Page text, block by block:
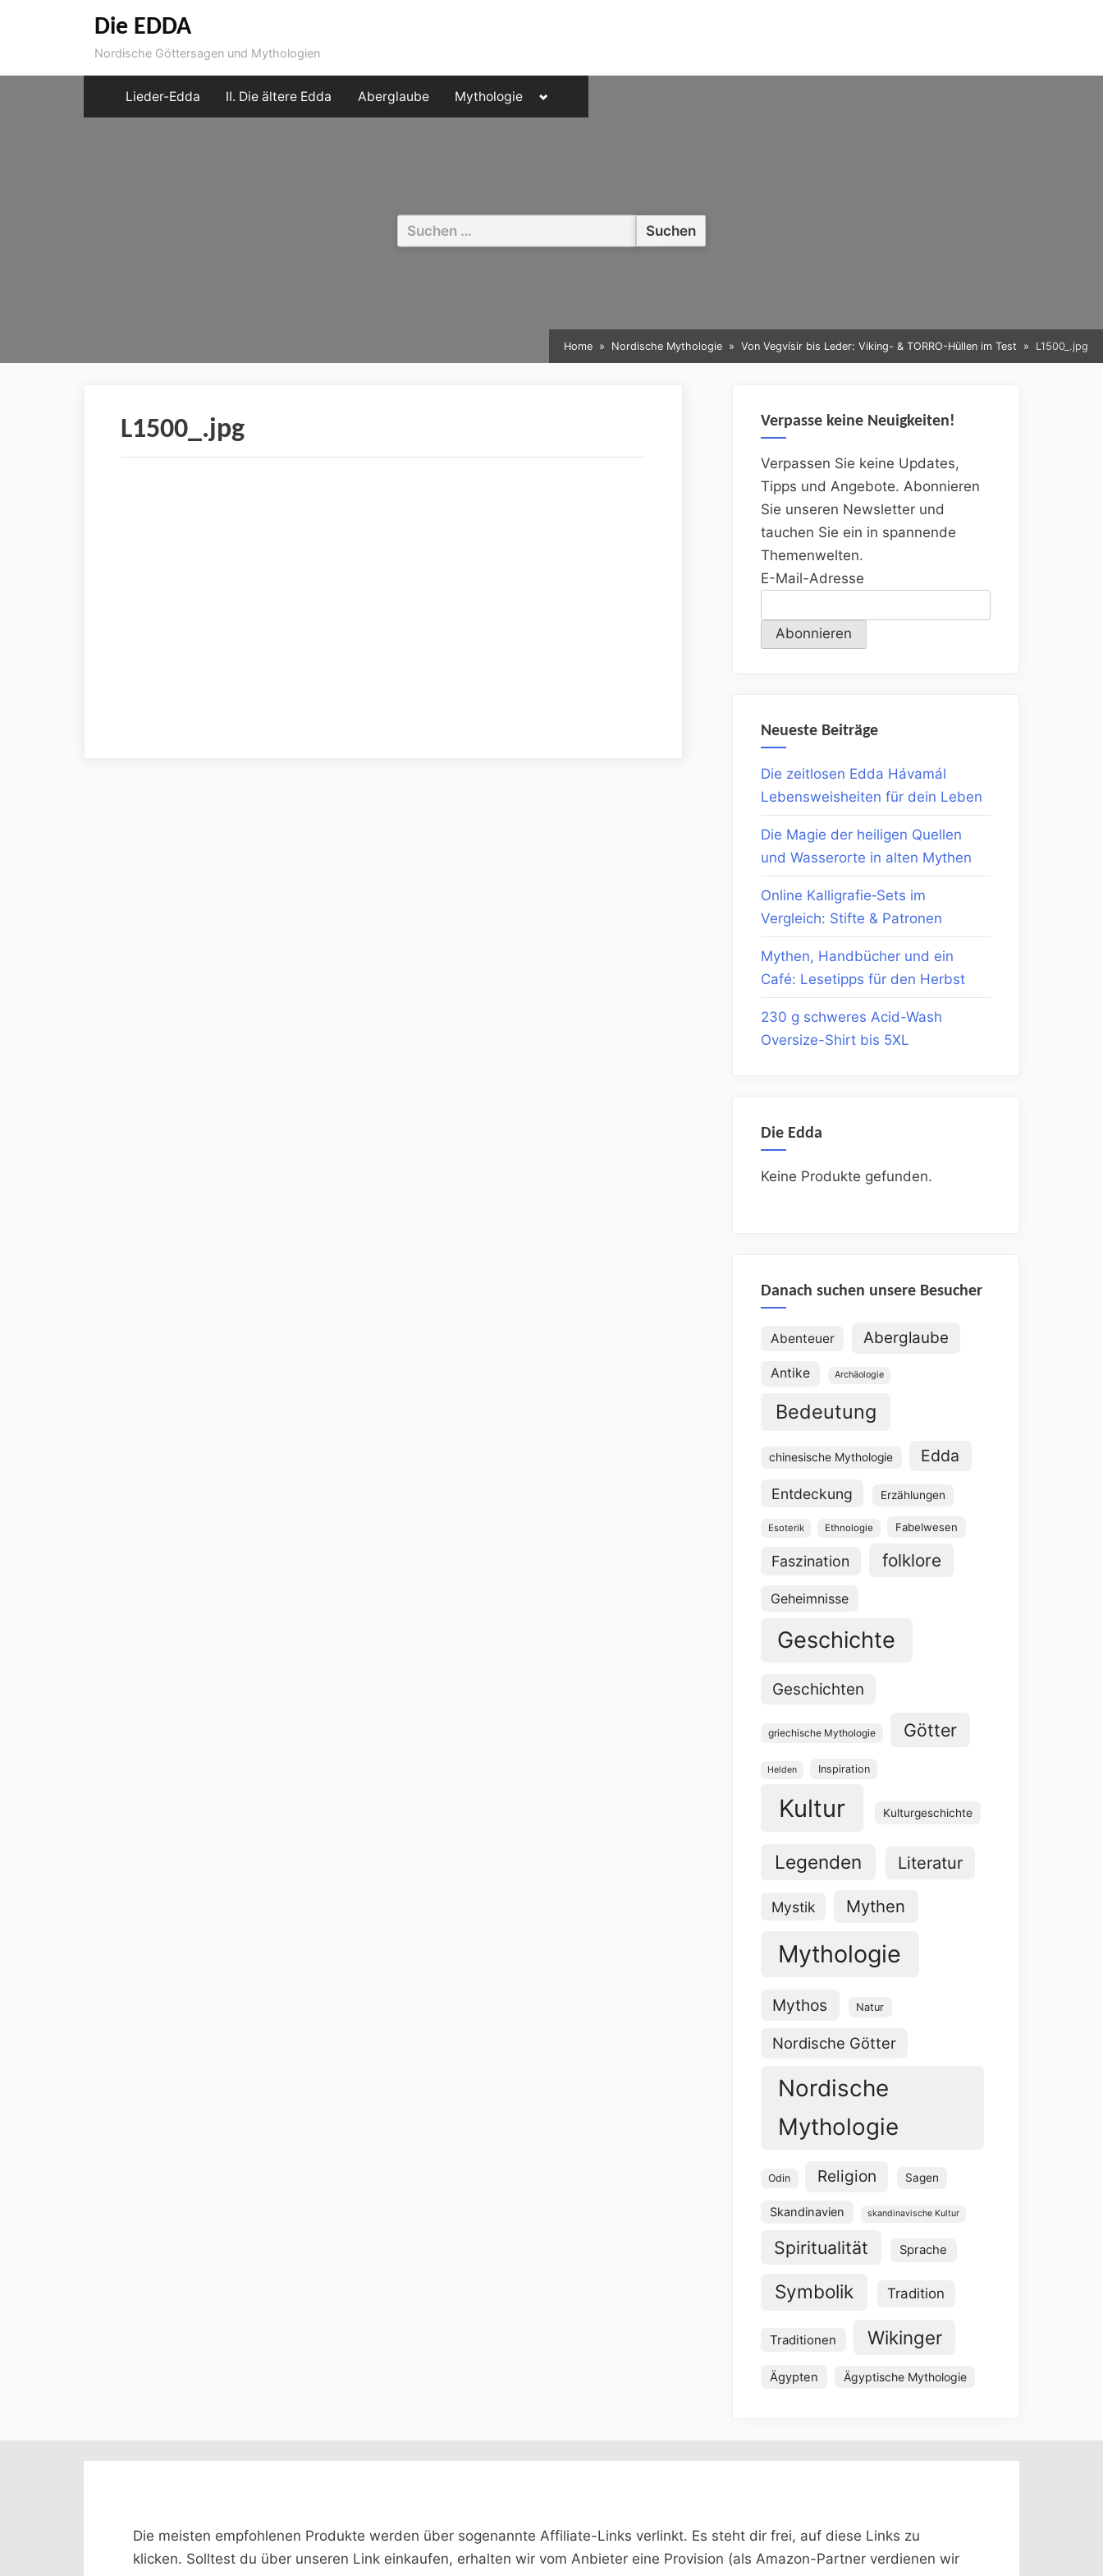
Die EDDA
Nordische Göttersagen und Mythologien
Lieder-Edda II. Die ältere Edda Aberglaube Mythologie
Toggle
menu
Suchen
nach:
Home Nordische Mythologie Von Vegvísir bis Leder: Viking- & TORRO-Hüllen im Test L1500_.jpg
L1500_.jpg Verpasse keine Neuigkeiten!
Verpassen Sie keine Updates,
Tipps und Angebote. Abonnieren
Sie unseren Newsletter und
tauchen Sie ein in spannende
Themenwelten.
E-Mail-Adresse
Neueste Beiträge
Die zeitlosen Edda Hávamál
Lebensweisheiten für dein Leben
Die Magie der heiligen Quellen
und Wasserorte in alten Mythen
Online Kalligrafie‑Sets im
Vergleich: Stifte & Patronen
Mythen, Handbücher und ein
Café: Lesetipps für den Herbst
230 g schweres Acid-Wash
Oversize-Shirt bis 5XL
Die Edda
Keine Produkte gefunden.
Danach suchen unsere Besucher
Abenteuer Aberglaube
Antike Archäologie
Bedeutung
chinesische Mythologie Edda
Entdeckung Erzählungen
Esoterik Ethnologie Fabelwesen
Faszination folklore
Geheimnisse
Geschichte
Geschichten
griechische Mythologie Götter
Helden Inspiration
Kultur Kulturgeschichte
Legenden Literatur
Mystik Mythen
Mythologie
Mythos Natur
Nordische Götter
Nordische
Mythologie
Odin Religion Sagen
Skandinavien skandinavische Kultur
Spiritualität Sprache
Symbolik Tradition
Traditionen Wikinger
Ägypten Ägyptische Mythologie
Die meisten empfohlenen Produkte werden über sogenannte Affiliate-Links verlinkt. Es steht dir frei, auf diese Links zu
klicken. Solltest du über unseren Link einkaufen, erhalten wir vom Anbieter eine Provision (als Amazon-Partner verdienen wir